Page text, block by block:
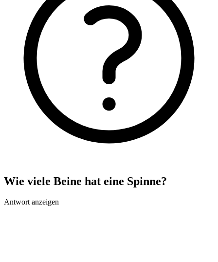
Wie viele Beine hat eine Spinne?
Antwort anzeigen